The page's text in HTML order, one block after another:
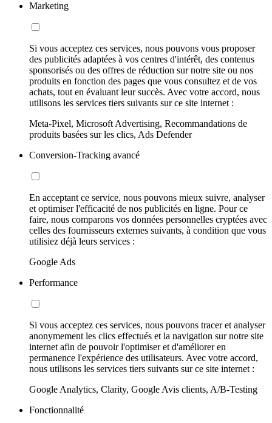
Marketing
Si vous acceptez ces services, nous pouvons vous proposer
des publicités adaptées à vos centres d'intérêt, des contenus
sponsorisés ou des offres de réduction sur notre site ou nos
produits en fonction des pages que vous consultez et de vos
achats, tout en évaluant leur succès. Avec votre accord, nous
utilisons les services tiers suivants sur ce site internet :
Meta-Pixel, Microsoft Advertising, Recommandations de
produits basées sur les clics, Ads Defender
Conversion-Tracking avancé
En acceptant ce service, nous pouvons mieux suivre, analyser
et optimiser l'efficacité de nos publicités en ligne. Pour ce
faire, nous comparons vos données personnelles cryptées avec
celles des fournisseurs externes suivants, à condition que vous
utilisiez déjà leurs services :
Google Ads
Performance
Si vous acceptez ces services, nous pouvons tracer et analyser
anonymement les clics effectués et la navigation sur notre site
internet afin de pouvoir l'optimiser et d'améliorer en
permanence l'expérience des utilisateurs. Avec votre accord,
nous utilisons les services tiers suivants sur ce site internet :
Google Analytics, Clarity, Google Avis clients, A/B-Testing
Fonctionnalité